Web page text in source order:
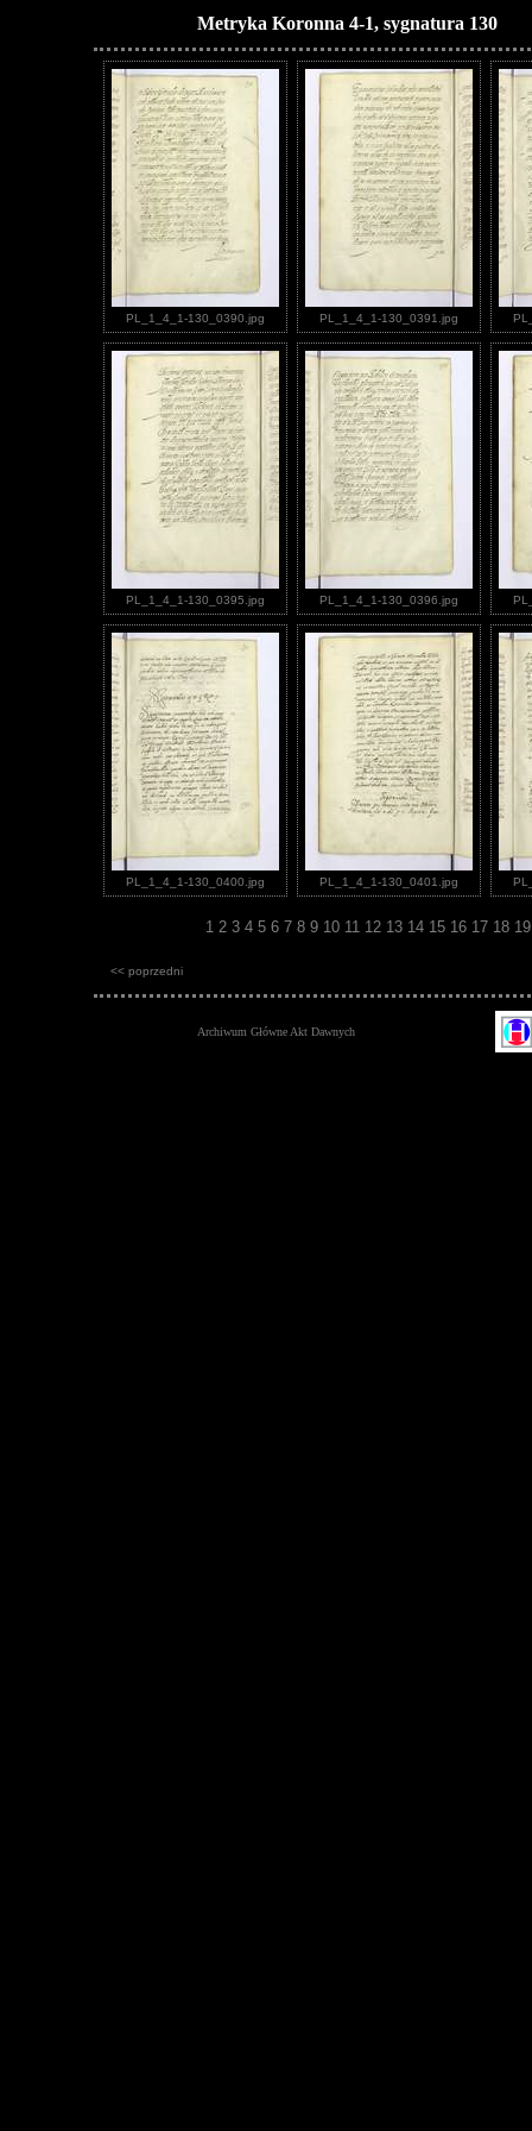
Metryka Koronna 4-1, sygnatura 130
PL_1_4_1-130_0390.jpg PL_1_4_1-130_0391.jpg
PL_1_4_1-130_0395.jpg PL_1_4_1-130_0396.jpg
PL_1_4_1-130_0400.jpg PL_1_4_1-130_0401.jpg
1 2 3 4 5 6 7 8 9 10 11 12 13 14 15 16 17 18
<< poprzedni
Archiwum Główne Akt Dawnych